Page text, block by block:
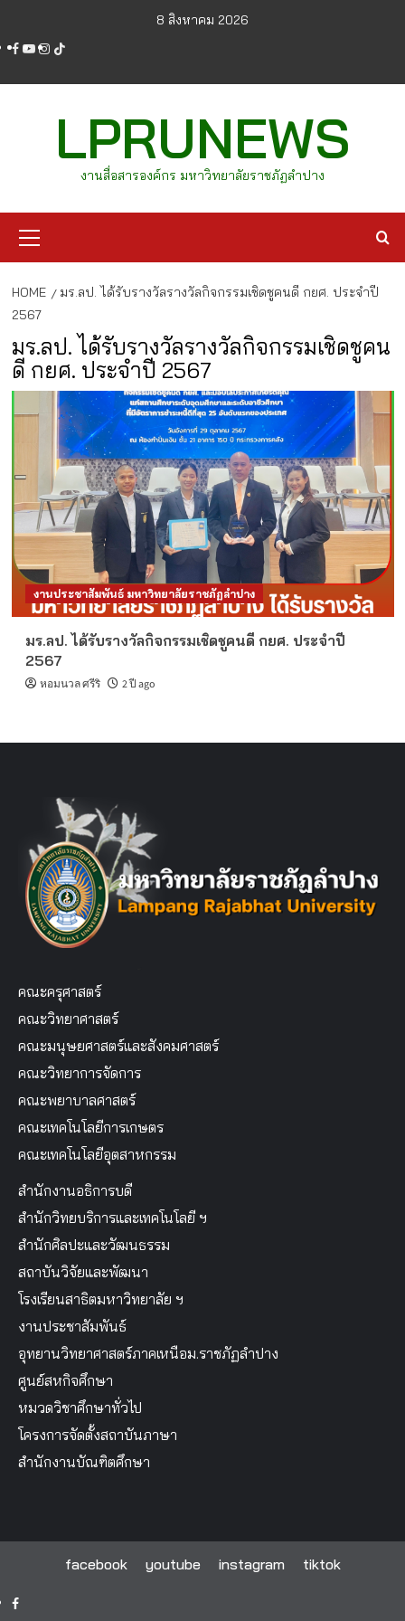
content
8 สิงหาคม 2026
facebook
youtube
instagram
tiktok
LPRUNEWS
งานสื่อสารองค์กร มหาวิทยาลัยราชภัฏลำปาง
Menu
HOME
มร.ลป. ได้รับรางวัลรางวัลกิจกรรมเชิดชูคนดี กยศ. ประจำปี
2567
มร.ลป. ได้รับรางวัลรางวัลกิจกรรมเชิดชูคน
ดี กยศ. ประจำปี 2567
งานประชาสัมพันธ์ มหาวิทยาลัยราชภัฏลำปาง
มร.ลป. ได้รับรางวัลกิจกรรมเชิดชูคนดี กยศ. ประจำปี
2567
หอมนวล ศรีริ 2 ปี ago
คณะครุศาสตร์
คณะวิทยาศาสตร์
คณะมนุษยศาสตร์และสังคมศาสตร์
คณะวิทยาการจัดการ
คณะพยาบาลศาสตร์
คณะเทคโนโลยีการเกษตร
คณะเทคโนโลยีอุตสาหกรรม
สำนักงานอธิการบดี
สำนักวิทยบริการและเทคโนโลยี ฯ
สำนักศิลปะและวัฒนธรรม
สถาบันวิจัยและพัฒนา
โรงเรียนสาธิตมหาวิทยาลัย ฯ
งานประชาสัมพันธ์
อุทยานวิทยาศาสตร์ภาคเหนือม.ราชภัฏลำปาง
ศูนย์สหกิจศึกษา
หมวดวิชาศึกษาทั่วไป
โครงการจัดตั้งสถาบันภาษา
สำนักงานบัณฑิตศึกษา
facebook youtube instagram tiktok
facebook